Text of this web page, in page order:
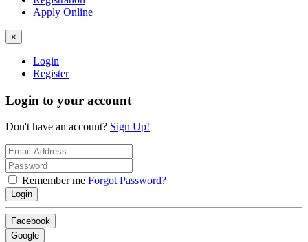
Apply Online
×
Login
Register
Login to your account
Don't have an account? Sign Up!
Remember me Forgot Password?
Login
Facebook
Google